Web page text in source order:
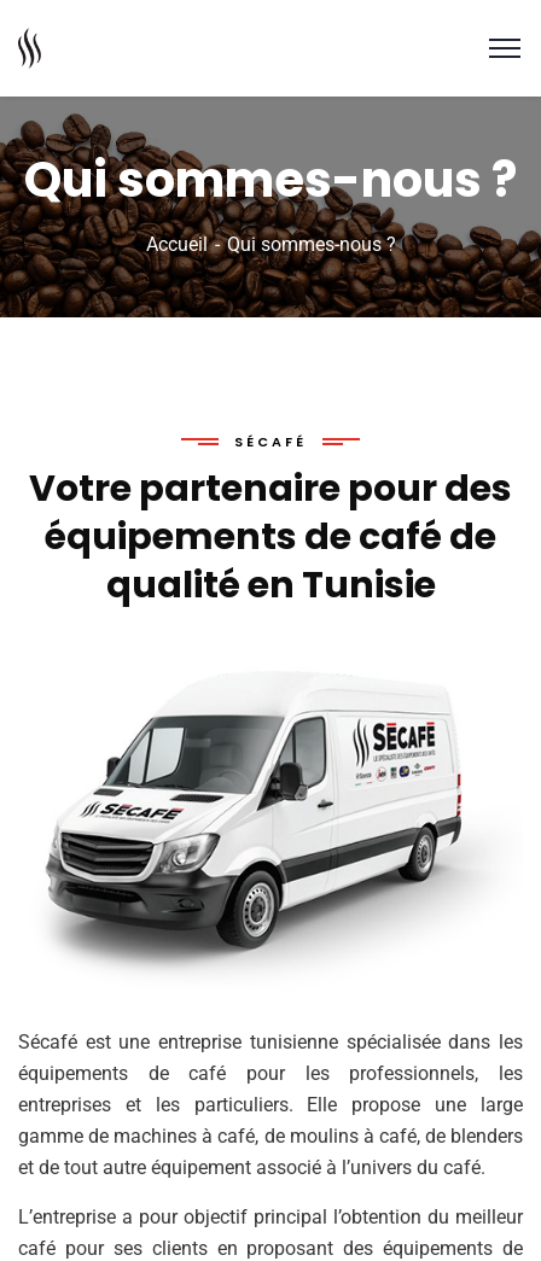
Qui sommes-nous ?
Accueil Qui sommes-nous ?
SÉCAFÉ
Votre partenaire pour des
équipements de café de
qualité en Tunisie
Sécafé est une entreprise tunisienne spécialisée dans les
équipements de café pour les professionnels, les
entreprises et les particuliers. Elle propose une large
gamme de machines à café, de moulins à café, de blenders
et de tout autre équipement associé à l’univers du café.
L’entreprise a pour objectif principal l’obtention du meilleur
café pour ses clients en proposant des équipements de